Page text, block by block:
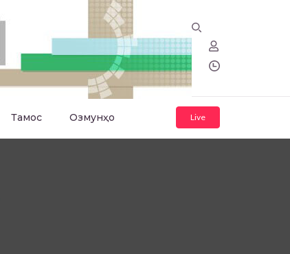
Тамос Озмунҳо Live